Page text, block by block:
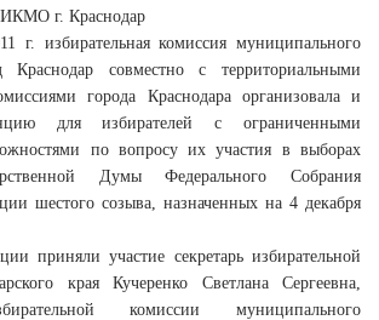
г. Краснодар
г. избирательная комиссия муниципального
Краснодар совместно с территориальными
города Краснодара организовала и
для избирателей с ограниченными
по вопросу их участия в выборах
Думы Федерального Собрания
шестого созыва, назначенных на 4 декабря
приняли участие секретарь избирательной
края Кучеренко Светлана Сергеевна,
комиссии муниципального